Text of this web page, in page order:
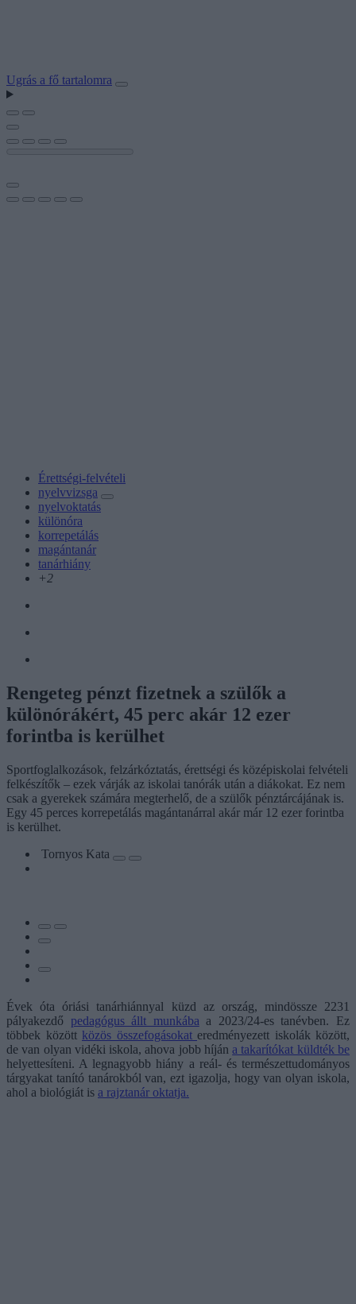
Ugrás a fő tartalomra
Érettségi-felvételi
nyelvvizsga
nyelvoktatás
különóra
korrepetálás
magántanár
tanárhiány
+2
Rengeteg pénzt fizetnek a szülők a
különórákért, 45 perc akár 12 ezer
forintba is kerülhet
Sportfoglalkozások, felzárkóztatás, érettségi és középiskolai felvételi
felkészítők – ezek várják az iskolai tanórák után a diákokat. Ez nem
csak a gyerekek számára megterhelő, de a szülők pénztárcájának is.
Egy 45 perces korrepetálás magántanárral akár már 12 ezer forintba
is kerülhet.
Tornyos Kata
Évek óta óriási tanárhiánnyal küzd az ország, mindössze 2231
pályakezdő pedagógus állt munkába a 2023/24-es tanévben. Ez
többek között közös összefogásokat eredményezett iskolák között,
de van olyan vidéki iskola, ahova jobb híjána takarítókat küldték be
helyettesíteni. A legnagyobb hiány a reál- és természettudományos
tárgyakat tanító tanárokból van, ezt igazolja, hogy van olyan iskola,
ahol a biológiát is a rajztanár oktatja.